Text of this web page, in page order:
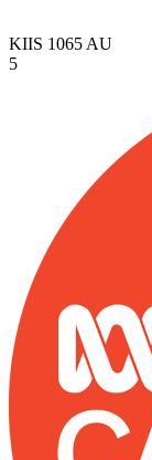
KIIS 1065 AU
5